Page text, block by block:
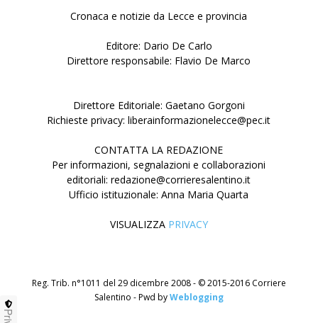
Cronaca e notizie da Lecce e provincia
Editore: Dario De Carlo
Direttore responsabile: Flavio De Marco
Direttore Editoriale: Gaetano Gorgoni
Richieste privacy: liberainformazionelecce@pec.it
CONTATTA LA REDAZIONE
Per informazioni, segnalazioni e collaborazioni
editoriali: redazione@corrieresalentino.it
Ufficio istituzionale: Anna Maria Quarta
VISUALIZZA PRIVACY
Reg. Trib. n°1011 del 29 dicembre 2008 - © 2015-2016 Corriere
Salentino - Pwd byWeblogging